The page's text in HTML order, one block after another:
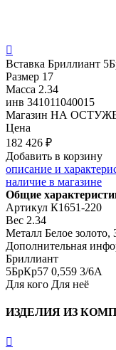

Вставка Бриллиант
Размер 17
Масса 2.34
инв 341011040015
Магазин НА
Цена
182 426 ₽
Добавить в корзину
описание и
наличие в магазине
Общие
Артикул К1651-220
Вес 2.34
Металл Белое золото,
Дополнительная
Бриллиант
5БрКр57 0,559 3/6А
Для кого Для неё
ИЗДЕЛИЯ ИЗ
